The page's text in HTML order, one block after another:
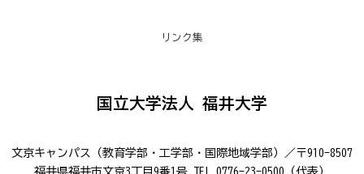
リンク集
国立大学法人 福井大学
文京キャンパス（教育学部・工学部・国際地域学部）／〒910-8507
福井県福井市文京3丁目9番1号 TEL.0776-23-0500（代表）